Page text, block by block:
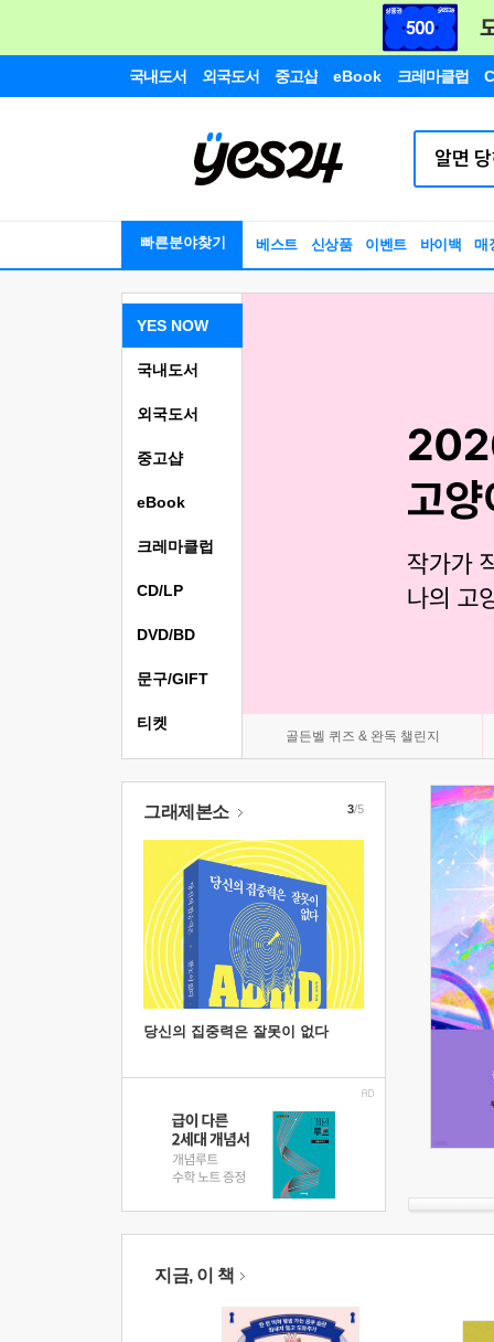
국내도서 외국도서 중고샵 eBook 크레마클럽
빠른분야찾기 베스트 신상품 이벤트 바이백 매
YES NOW
골든벨 퀴즈 & 완독 챌린지
국내도서
외국도서
중고샵
eBook
크레마클럽
CD/LP
DVD/BD
문구/GIFT
티켓
그래제본소
당신의 집중력은 잘못이 없다
3/5
지금, 이 책